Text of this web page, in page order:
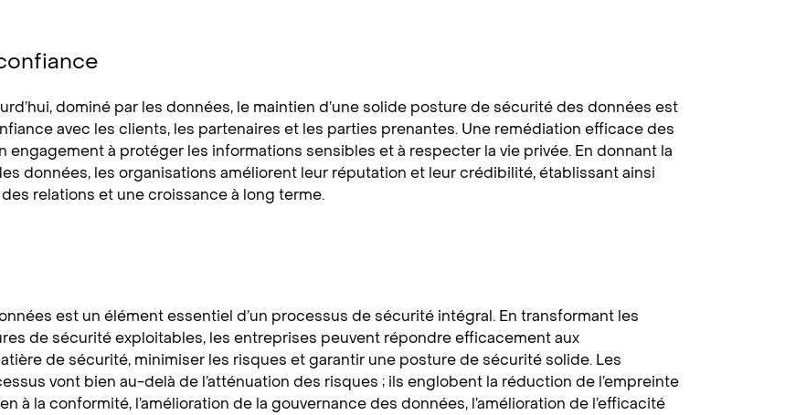
dominé par les données, le maintien d’une solide posture de sécurité des données est
avec les clients, les partenaires et les parties prenantes. Une remédiation efficace des
engagement à protéger les informations sensibles et à respecter la vie privée. En donnant la
données, les organisations améliorent leur réputation et leur crédibilité, établissant ainsi
relations et une croissance à long terme.
est un élément essentiel d’un processus de sécurité intégral. En transformant les
de sécurité exploitables, les entreprises peuvent répondre efficacement aux
de sécurité, minimiser les risques et garantir une posture de sécurité solide. Les
vont bien au-delà de l’atténuation des risques ; ils englobent la réduction de l’empreinte
à la conformité, l’amélioration de la gouvernance des données, l’amélioration de l’efficacité